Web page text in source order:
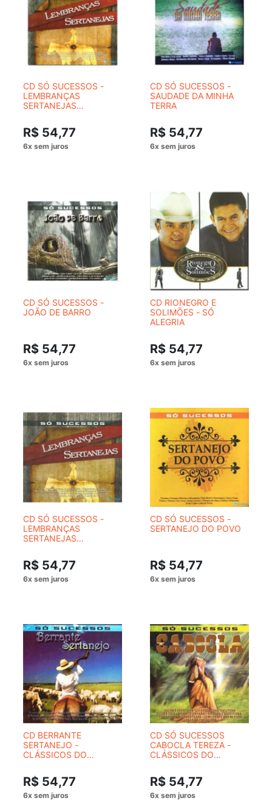
CD SÓ SUCESSOS -
LEMBRANÇAS
SERTANEJAS
R$ 54,77
CD SÓ SUCESSOS -
SAUDADE DA MINHA
TERRA
R$ 54,77
CD SÓ SUCESSOS -
JOÃO DE BARRO
R$ 54,77
CD RIONEGRO E
SOLIMÕES - SÓ
ALEGRIA
R$ 54,77
CD SÓ SUCESSOS -
LEMBRANÇAS
SERTANEJAS
R$ 54,77
CD SÓ SUCESSOS -
SERTANEJO DO POVO
R$ 54,77
CD BERRANTE
SERTANEJO -
CLÁSSICOS DO
R$ 54,77
CD SÓ SUCESSOS
CABOCLA TEREZA -
CLÁSSICOS DO
R$ 54,77